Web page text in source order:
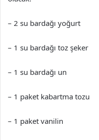
– 2 su bardağı yoğurt
– 1 su bardağı toz şeker
– 1 su bardağı un
– 1 paket kabartma tozu
– 1 paket vanilin